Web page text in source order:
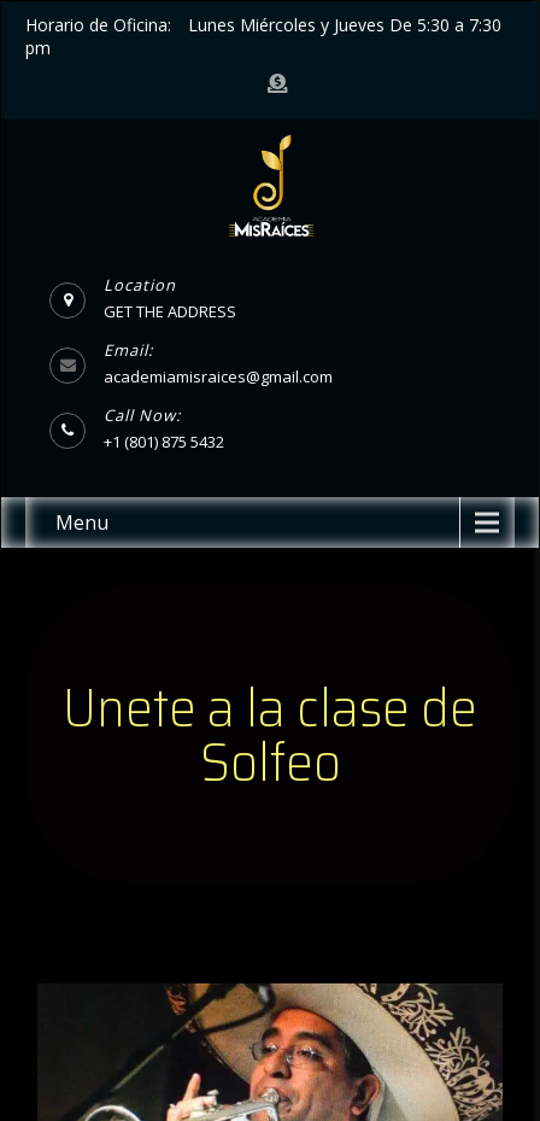
Horario de Oficina:
Lunes Miércoles y Jueves De 5:30 a 7:30
pm
Location
GET THE ADDRESS
Email:
academiamisraices@gmail.com
Call Now:
+1 (801) 875 5432
Menu
Unete a la clase de
Solfeo